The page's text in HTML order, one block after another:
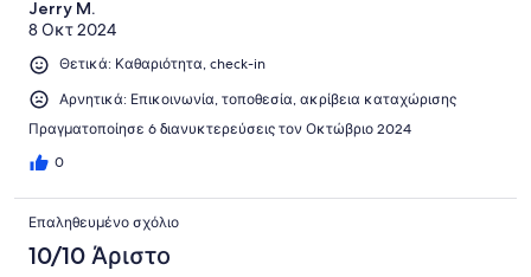
Jerry M.
8 Οκτ 2024
Θετικά: Καθαριότητα, check-in
Αρνητικά: Επικοινωνία, τοποθεσία, ακρίβεια καταχώρισης
Πραγματοποίησε 6 διανυκτερεύσεις τον Οκτώβριο 2024
0
Επαληθευμένο σχόλιο
10/10 Άριστο